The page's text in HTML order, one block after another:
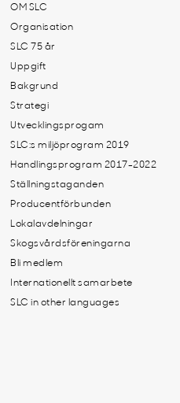
OM SLC
Organisation
SLC 75 år
Uppgift
Bakgrund
Strategi
Utvecklingsprogam
SLC:s miljöprogram 2019
Handlingsprogram 2017-2022
Ställningstaganden
Producentförbunden
Lokalavdelningar
Skogsvårdsföreningarna
Bli medlem
Internationellt samarbete
SLC in other languages